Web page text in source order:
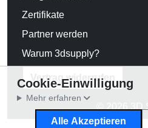
Zertifikate
Partner werden
Warum 3dsupply?
Vertrag widerrufen
© 2026 3D
Cookie-Einwilligung
Mehr erfahren
Alle Akzeptieren